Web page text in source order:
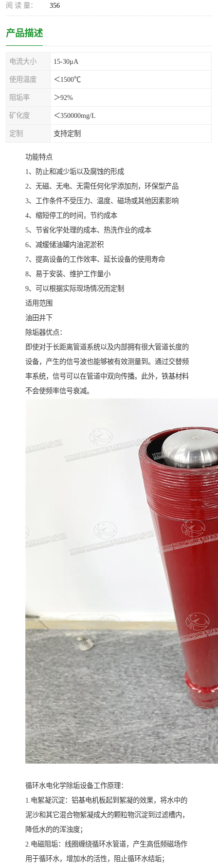
阅 读 量： 356
产品描述
电流大小 15-30μA
使用温度 ＜1500℃
阻垢率 ＞92%
矿化度 ＜350000mg/L
定制 支持定制
功能特点
1、防止和减少垢以及腐蚀的形成
2、无磁、无电、无需任何化学添加剂，环保型产品
3、工作条件不受压力、温度、磁场或其他因素影响
4、缩短停工的时间，节约成本
5、节省化学处理的成本、热洗作业的成本
6、减缓储油罐内油泥淤积
7、提高设备的工作效率、延长设备的使用寿命
8、易于安装、维护工作量小
9、可以根据实际现场情况而定制
适用范围
油田井下
除垢器优点：
即使对于长距离管道系统以及内部拥有很大管道长度的
设备，产生的信号波也能够被有效测量到。通过交替频
率系统，信号可以在管道中双向传播。此外，铁基材料
不会使频率信号衰减。
循环水电化学除垢设备工作原理：
1.电絮凝沉淀：铝基电机板起到絮凝的效果，将水中的
泥沙和其它混合物絮凝成大的颗粒物沉淀到过滤槽内，
降低水的的浑浊度；
2.电磁阻垢：线圈缠绕循环水管道，产生高低频磁场作
用于循环水，增加水的活性，阻止循环水结垢；